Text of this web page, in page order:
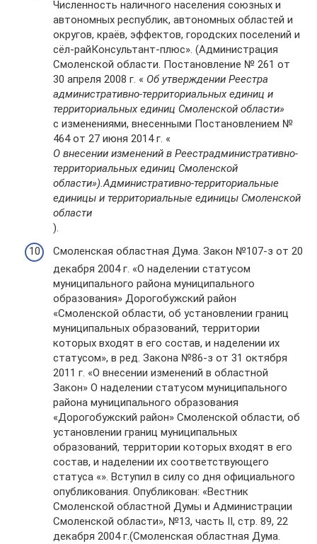
Численность наличного населения союзных и
автономных республик, автономных областей и
округов, краёв, эффектов, городских поселений и
сёл-райКонсультант-плюс». (Администрация
Смоленской области. Постановление № 261 от
30 апреля 2008 г. « Об утверждении Реестра
административно-территориальных единиц и
территориальных единиц Смоленской области»
с изменениями, внесенными Постановлением №
464 от 27 июня 2014 г. «
О внесении изменений в Реестрадминистративно-
территориальных единиц Смоленской
области»).Административно-территориальные
единицы и территориальные единицы Смоленской
области
).
Смоленская областная Дума. Закон №107-з от 20
декабря 2004 г. «О наделении статусом
муниципального района муниципального
образования» Дорогобужский район
«Смоленской области, об установлении границ
муниципальных образований, территории
которых входят в его состав, и наделении их
статусом», в ред. Закона №86-з от 31 октября
2011 г. «О внесении изменений в областной
Закон» О наделении статусом муниципального
района муниципального образования
«Дорогобужский район» Смоленской области, об
установлении границ муниципальных
образований, территории которых входят в его
состав, и наделении их соответствующего
статуса «». Вступил в силу со дня официального
опубликования. Опубликован: «Вестник
Смоленской областной Думы и Администрации
Смоленской области», №13, часть II, стр. 89, 22
декабря 2004 г.(Смоленская областная Дума.